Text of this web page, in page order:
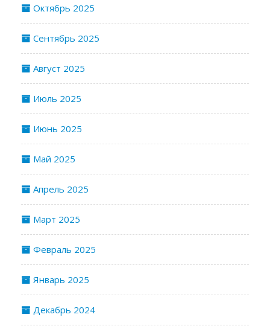
Октябрь 2025
Сентябрь 2025
Август 2025
Июль 2025
Июнь 2025
Май 2025
Апрель 2025
Март 2025
Февраль 2025
Январь 2025
Декабрь 2024